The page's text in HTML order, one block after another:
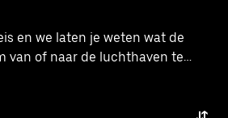
en we laten je weten wat de
van of naar de luchthaven te
de prijzen, zonder verrassingen.